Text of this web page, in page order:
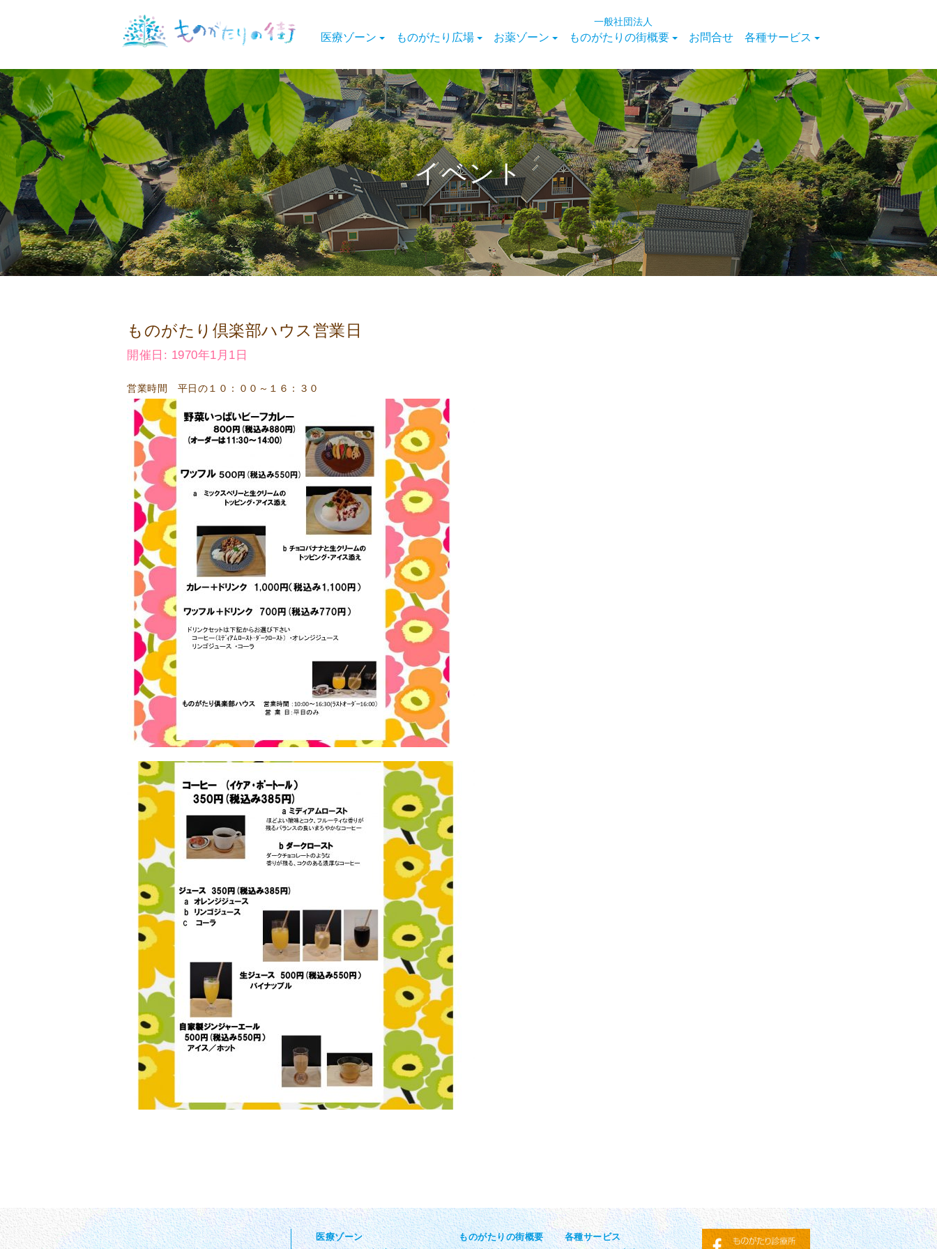
医療ゾーン ものがたり広場 お薬ゾーン
一般社団法人
ものがたりの街概要 お問合せ 各種サービス
イベント
ものがたり倶楽部ハウス営業日
開催日: 1970年1月1日
営業時間 平日の１０：００～１６：３０
医療ゾーン
ものがたりの街概要
各種サービス